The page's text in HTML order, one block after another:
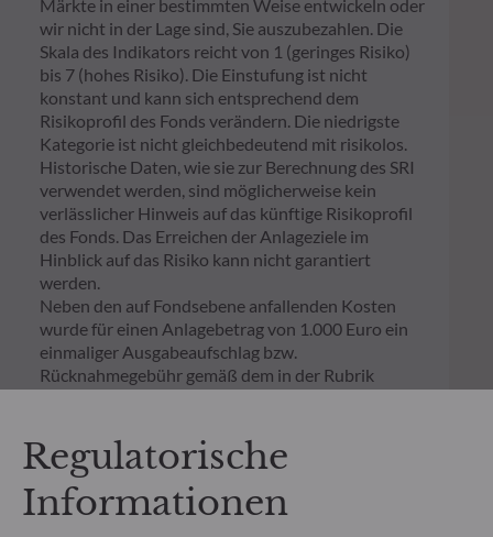
Märkte in einer bestimmten Weise entwickeln oder
wir nicht in der Lage sind, Sie auszubezahlen. Die
Skala des Indikators reicht von 1 (geringes Risiko)
bis 7 (hohes Risiko). Die Einstufung ist nicht
konstant und kann sich entsprechend dem
Risikoprofil des Fonds verändern. Die niedrigste
Kategorie ist nicht gleichbedeutend mit risikolos.
Historische Daten, wie sie zur Berechnung des SRI
verwendet werden, sind möglicherweise kein
verlässlicher Hinweis auf das künftige Risikoprofil
des Fonds. Das Erreichen der Anlageziele im
Hinblick auf das Risiko kann nicht garantiert
werden.
Neben den auf Fondsebene anfallenden Kosten
wurde für einen Anlagebetrag von 1.000 Euro ein
einmaliger Ausgabeaufschlag bzw.
Rücknahmegebühr gemäß dem in der Rubrik
Verwahrung von Fondsanteilen in Ihrem Depot
können die Wertentwicklung zusätzlich mindern.
Regulatorische
Informationen